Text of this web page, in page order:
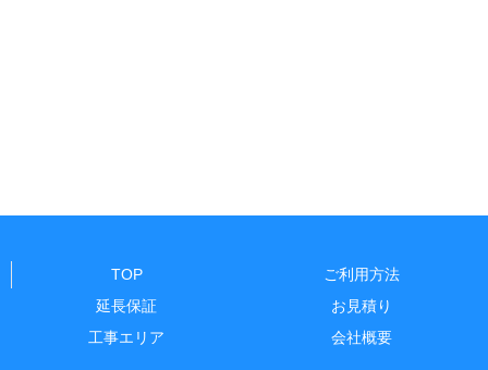
TOP
ご利用方法
延長保証
お見積り
工事エリア
会社概要